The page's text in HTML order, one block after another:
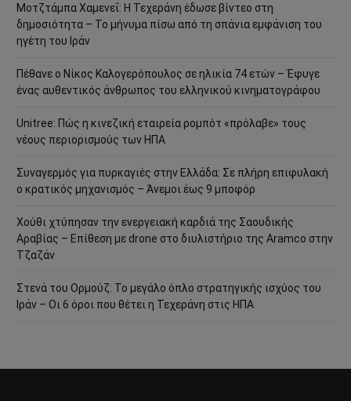
Μοτζτάμπα Χαμενεΐ: Η Τεχεράνη έδωσε βίντεο στη
δημοσιότητα – Το μήνυμα πίσω από τη σπάνια εμφάνιση του
ηγέτη του Ιράν
Πέθανε ο Νίκος Καλογερόπουλος σε ηλικία 74 ετών – Έφυγε
ένας αυθεντικός άνθρωπος του ελληνικού κινηματογράφου
Unitree: Πώς η κινεζική εταιρεία ρομπότ «πρόλαβε» τους
νέους περιορισμούς των ΗΠΑ
Συναγερμός για πυρκαγιές στην Ελλάδα: Σε πλήρη επιφυλακή
ο κρατικός μηχανισμός – Άνεμοι έως 9 μποφόρ
Χούθι χτύπησαν την ενεργειακή καρδιά της Σαουδικής
Αραβίας – Επίθεση με drone στο διυλιστήριο της Aramco στην
Τζαζάν
Στενά του Ορμούζ: Το μεγάλο όπλο στρατηγικής ισχύος του
Ιράν – Οι 6 όροι που θέτει η Τεχεράνη στις ΗΠΑ